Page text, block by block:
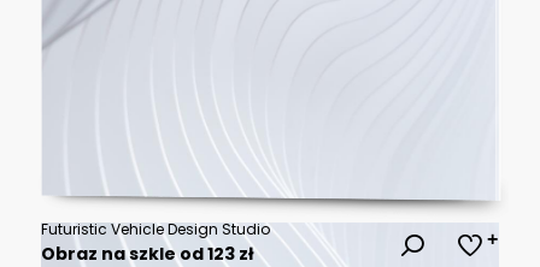
Futuristic Vehicle Design Studio
Obraz na szkle od 123 zł